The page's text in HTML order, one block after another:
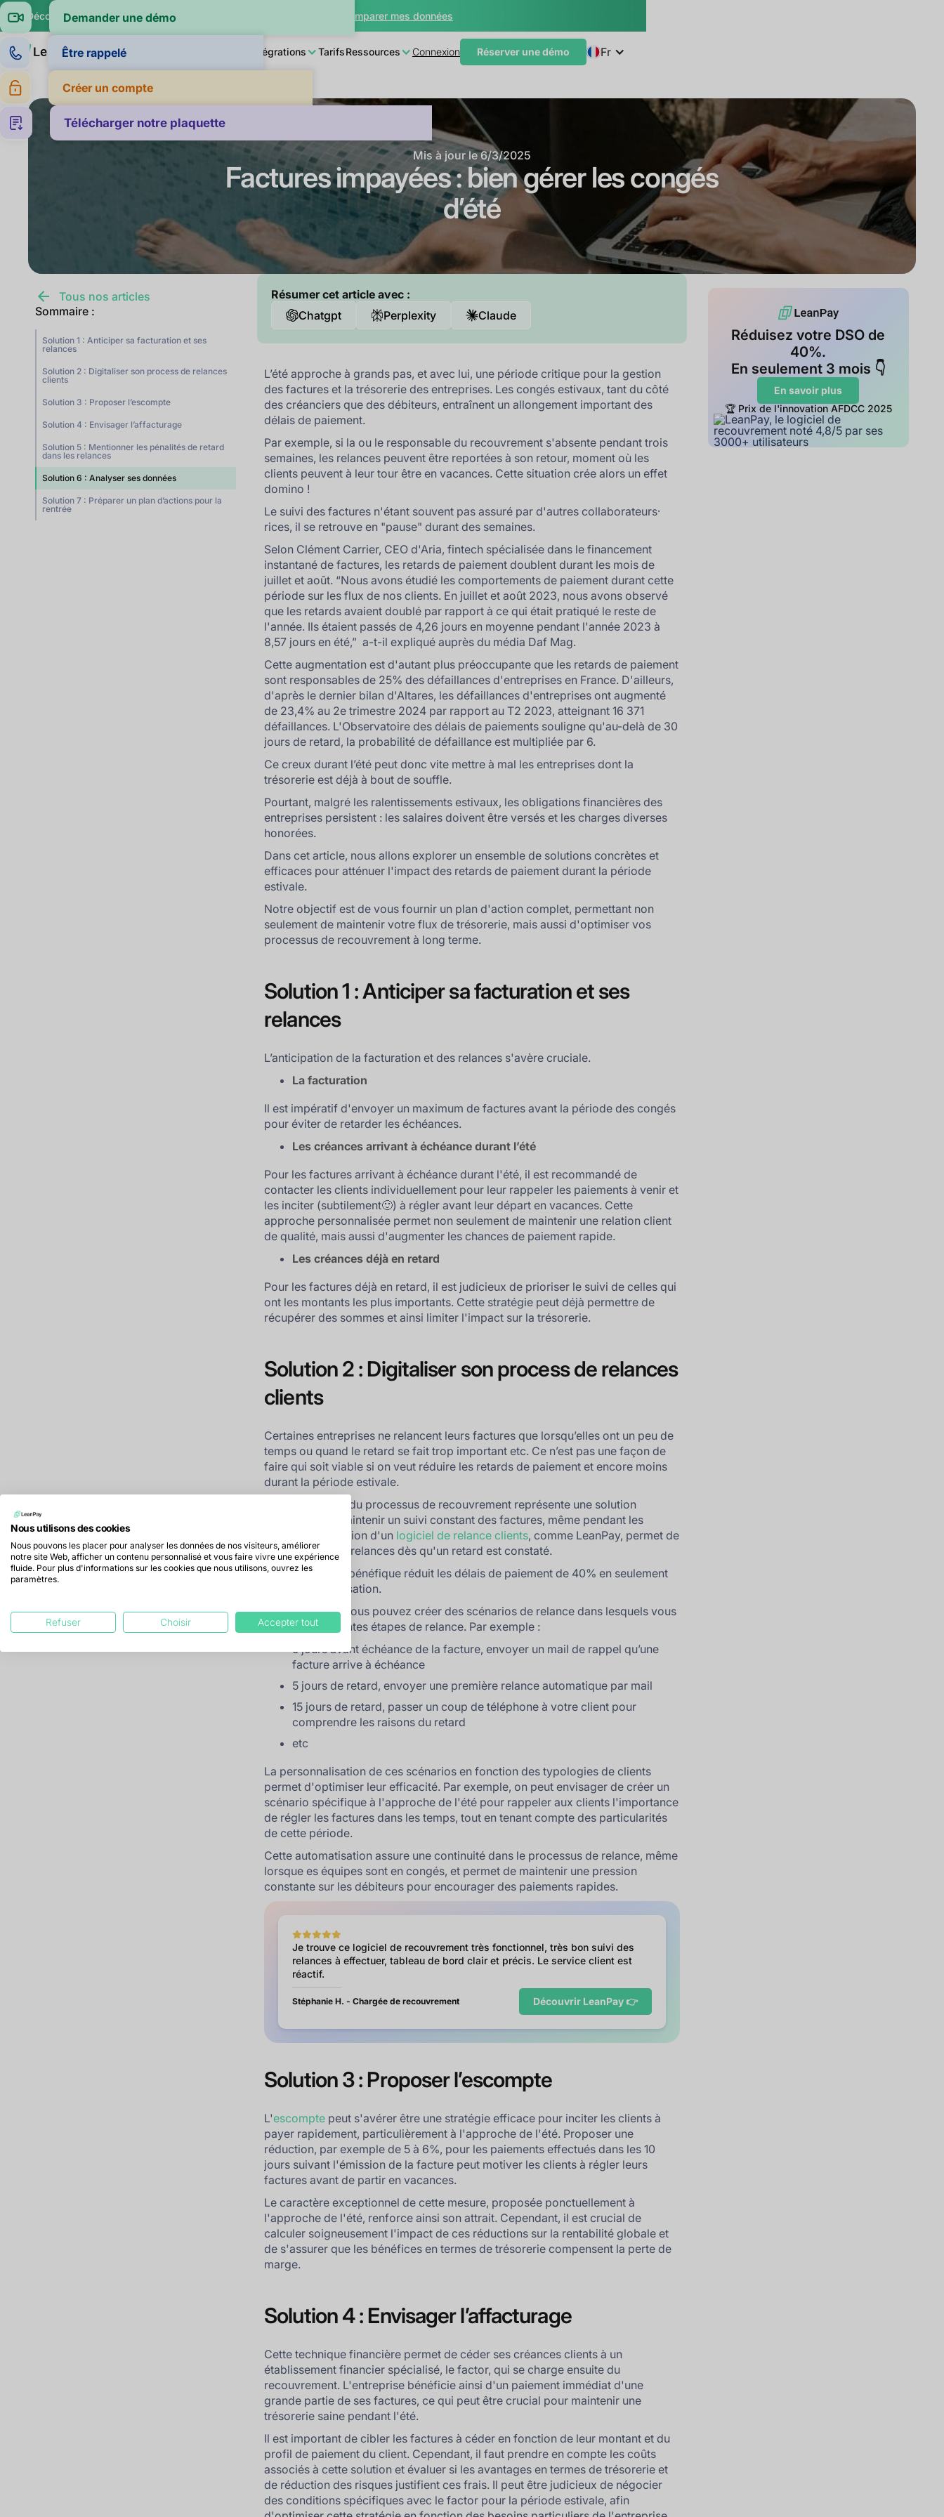
🔍 Découvrez si vos clients paient dans la moyenne de leur secteur Comparer mes données
Produit Intégrations TarifsRessources Connexion Réserver une démo Fr
Demander une démo
Être rappelé
Créer un compte
Télécharger notre plaquette
Mis à jour le 6/3/2025
Factures impayées : bien gérer les congés
d’été
Tous nos articles
Sommaire :
Solution 1 : Anticiper sa facturation et ses
relances
Solution 2 : Digitaliser son process de relances
clients
Solution 3 : Proposer l’escompte
Solution 4 : Envisager l’affacturage
Solution 5 : Mentionner les pénalités de retard
dans les relances
Solution 6 : Analyser ses données
Solution 7 : Préparer un plan d’actions pour la
rentrée
Résumer cet article avec :
Chatgpt
Perplexity Claude
L’été approche à grands pas, et avec lui, une période critique pour la gestion
des factures et la trésorerie des entreprises. Les congés estivaux, tant du côté
des créanciers que des débiteurs, entraînent un allongement important des
délais de paiement.
Par exemple, si la ou le responsable du recouvrement s'absente pendant trois
semaines, les relances peuvent être reportées à son retour, moment où les
clients peuvent à leur tour être en vacances. Cette situation crée alors un effet
domino !
Le suivi des factures n'étant souvent pas assuré par d'autres collaborateurs⸱
rices, il se retrouve en "pause" durant des semaines.
Selon Clément Carrier, CEO d'Aria, fintech spécialisée dans le financement
instantané de factures, les retards de paiement doublent durant les mois de
juillet et août. “Nous avons étudié les comportements de paiement durant cette
période sur les flux de nos clients. En juillet et août 2023, nous avons observé
que les retards avaient doublé par rapport à ce qui était pratiqué le reste de
l'année. Ils étaient passés de 4,26 jours en moyenne pendant l'année 2023 à
8,57 jours en été,” a-t-il expliqué auprès du média Daf Mag.
Cette augmentation est d'autant plus préoccupante que les retards de paiement
sont responsables de 25% des défaillances d'entreprises en France. D'ailleurs,
d'après le dernier bilan d'Altares, les défaillances d'entreprises ont augmenté
de 23,4% au 2e trimestre 2024 par rapport au T2 2023, atteignant 16 371
défaillances. L'Observatoire des délais de paiements souligne qu'au-delà de 30
jours de retard, la probabilité de défaillance est multipliée par 6.
Ce creux durant l’été peut donc vite mettre à mal les entreprises dont la
trésorerie est déjà à bout de souffle.
Pourtant, malgré les ralentissements estivaux, les obligations financières des
entreprises persistent : les salaires doivent être versés et les charges diverses
honorées.
Dans cet article, nous allons explorer un ensemble de solutions concrètes et
efficaces pour atténuer l'impact des retards de paiement durant la période
estivale.
Notre objectif est de vous fournir un plan d'action complet, permettant non
seulement de maintenir votre flux de trésorerie, mais aussi d'optimiser vos
processus de recouvrement à long terme.
Solution 1 : Anticiper sa facturation et ses
relances
L’anticipation de la facturation et des relances s'avère cruciale.
La facturation
Il est impératif d'envoyer un maximum de factures avant la période des congés
pour éviter de retarder les échéances.
Les créances arrivant à échéance durant l’été
Pour les factures arrivant à échéance durant l'été, il est recommandé de
contacter les clients individuellement pour leur rappeler les paiements à venir et
les inciter (subtilement🙂) à régler avant leur départ en vacances. Cette
approche personnalisée permet non seulement de maintenir une relation client
de qualité, mais aussi d'augmenter les chances de paiement rapide.
Les créances déjà en retard
Pour les factures déjà en retard, il est judicieux de prioriser le suivi de celles qui
ont les montants les plus importants. Cette stratégie peut déjà permettre de
récupérer des sommes et ainsi limiter l'impact sur la trésorerie.
Solution 2 : Digitaliser son process de relances
clients
Certaines entreprises ne relancent leurs factures que lorsqu’elles ont un peu de
temps ou quand le retard se fait trop important etc. Ce n’est pas une façon de
faire qui soit viable si on veut réduire les retards de paiement et encore moins
durant la période estivale.
La digitalisation du processus de recouvrement représente une solution
efficace pour maintenir un suivi constant des factures, même pendant les
congés. L'utilisation d'un logiciel de relance clients, comme LeanPay, permet de
systématiser les relances dès qu'un retard est constaté.
Cette approche bénéfique réduit les délais de paiement de 40% en seulement
trois mois d'utilisation.
Concrètement, vous pouvez créer des scénarios de relance dans lesquels vous
planifiez différentes étapes de relance. Par exemple :
5 jours avant échéance de la facture, envoyer un mail de rappel qu’une
facture arrive à échéance
5 jours de retard, envoyer une première relance automatique par mail
15 jours de retard, passer un coup de téléphone à votre client pour
comprendre les raisons du retard
etc
La personnalisation de ces scénarios en fonction des typologies de clients
permet d'optimiser leur efficacité. Par exemple, on peut envisager de créer un
scénario spécifique à l'approche de l'été pour rappeler aux clients l'importance
de régler les factures dans les temps, tout en tenant compte des particularités
de cette période.
Cette automatisation assure une continuité dans le processus de relance, même
lorsque es équipes sont en congés, et permet de maintenir une pression
constante sur les débiteurs pour encourager des paiements rapides.
Je trouve ce logiciel de recouvrement très fonctionnel, très bon suivi des
relances à effectuer, tableau de bord clair et précis. Le service client est
réactif.
Stéphanie H. - Chargée de recouvrement Découvrir LeanPay 👉
Solution 3 : Proposer l’escompte
L'escompte peut s'avérer être une stratégie efficace pour inciter les clients à
payer rapidement, particulièrement à l'approche de l'été. Proposer une
réduction, par exemple de 5 à 6%, pour les paiements effectués dans les 10
jours suivant l'émission de la facture peut motiver les clients à régler leurs
factures avant de partir en vacances.
Le caractère exceptionnel de cette mesure, proposée ponctuellement à
l'approche de l'été, renforce ainsi son attrait. Cependant, il est crucial de
calculer soigneusement l'impact de ces réductions sur la rentabilité globale et
de s'assurer que les bénéfices en termes de trésorerie compensent la perte de
marge.
Solution 4 : Envisager l’affacturage
Cette technique financière permet de céder ses créances clients à un
établissement financier spécialisé, le factor, qui se charge ensuite du
recouvrement. L'entreprise bénéficie ainsi d'un paiement immédiat d'une
grande partie de ses factures, ce qui peut être crucial pour maintenir une
trésorerie saine pendant l'été.
Il est important de cibler les factures à céder en fonction de leur montant et du
profil de paiement du client. Cependant, il faut prendre en compte les coûts
associés à cette solution et évaluer si les avantages en termes de trésorerie et
de réduction des risques justifient ces frais. Il peut être judicieux de négocier
des conditions spécifiques avec le factor pour la période estivale, afin
Réduisez votre DSO de
40%.
En seulement 3 mois 👇
En savoir plus
🏆 Prix de l'innovation AFDCC 2025
Nous utilisons des cookies
Nous pouvons les placer pour analyser les données de nos visiteurs, améliorer
notre site Web, afficher un contenu personnalisé et vous faire vivre une expérience
fluide. Pour plus d'informations sur les cookies que nous utilisons, ouvrez les
paramètres.
Refuser Choisir Accepter tout